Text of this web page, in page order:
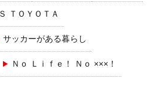
ＴＯＹＯＴＡ
サッカーがある暮らし
Ｎｏ Ｌｉｆｅ！ Ｎｏ ×××！